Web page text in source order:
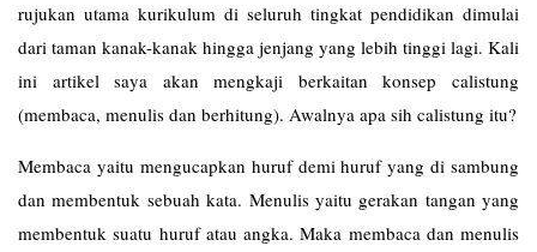
rujukan utama kurikulum di seluruh tingkat pendidikan dimulai
dari taman kanak-kanak hingga jenjang yang lebih tinggi lagi. Kali
ini artikel saya akan mengkaji berkaitan konsep calistung
(membaca, menulis dan berhitung). Awalnya apa sih calistung itu?
Membaca yaitu mengucapkan huruf demi huruf yang di sambung
dan membentuk sebuah kata. Menulis yaitu gerakan tangan yang
membentuk suatu huruf atau angka. Maka membaca dan menulis